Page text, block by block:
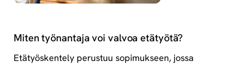
Miten työnantaja voi valvoa etätyötä?
Etätyöskentely perustuu sopimukseen, jossa